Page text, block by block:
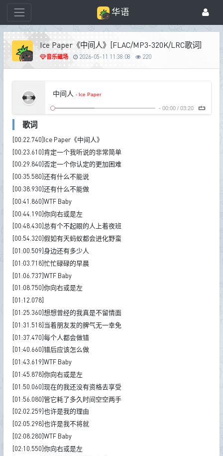
华语
Ice Paper《中间人》[FLAC/MP3-320K/LRC歌词]
音乐磁场 2026-05-11 11:38:08 220
中间人 - Ice Paper
- 00:00/ 03:20
歌词
[00:22.740]Ice Paper《中间人》
[00:23.610]肯定一个我听说的非常简单
[00:29.840]否定一个你认定的更加困难
[00:35.580]还有什么不能说
[00:38.930]还有什么不能做
[00:41.860]WTF Baby
[00:44.190]你向右或是左
[00:48.430]总有个不起眼的人上着夜班
[00:54.320]假如有天蚂蚁都会进化野蛮
[01:00.509]身边还有多少人
[01:03.718]忙忙碌碌的早晨
[01:06.737]WTF Baby
[01:08.750]你向右或是左
[01:12.078]
[01:25.360]想想曾经的我真是不留情面
[01:31.518]当着朋友发的脾气无一幸免
[01:37.470]每个人都会做错
[01:40.660]错后应该怎么做
[01:43.619]WTF Baby
[01:45.878]你向右或是左
[01:50.060]现在的我还没有资格去享受
[01:56.080]管它耗了多久时间空空两手
[02:02.259]也许是我的理由
[02:05.298]也许是我不将就
[02:08.280]WTF Baby
[02:10.550]你向右或是左